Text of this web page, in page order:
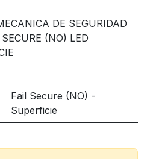
DE SEGURIDAD
(NO) LED
Fail Secure (NO) -
Superficie